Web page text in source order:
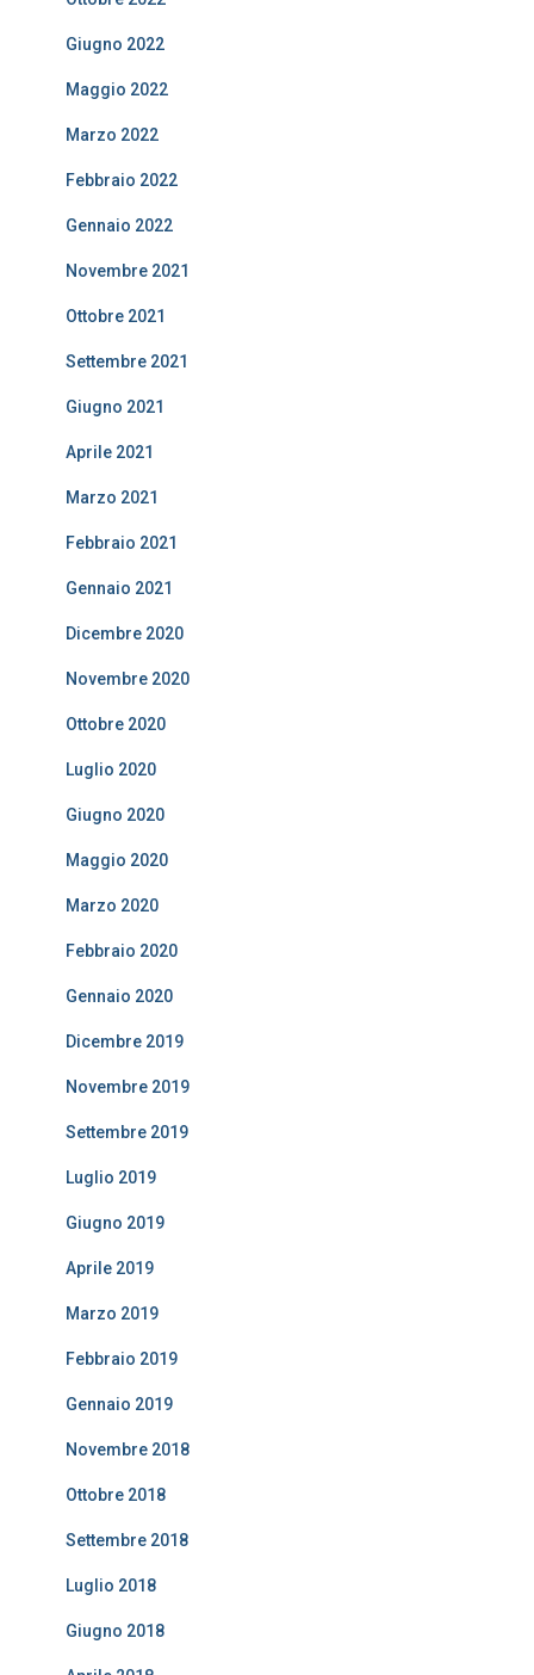
Giugno 2022
Maggio 2022
Marzo 2022
Febbraio 2022
Gennaio 2022
Novembre 2021
Ottobre 2021
Settembre 2021
Giugno 2021
Aprile 2021
Marzo 2021
Febbraio 2021
Gennaio 2021
Dicembre 2020
Novembre 2020
Ottobre 2020
Luglio 2020
Giugno 2020
Maggio 2020
Marzo 2020
Febbraio 2020
Gennaio 2020
Dicembre 2019
Novembre 2019
Settembre 2019
Luglio 2019
Giugno 2019
Aprile 2019
Marzo 2019
Febbraio 2019
Gennaio 2019
Novembre 2018
Ottobre 2018
Settembre 2018
Luglio 2018
Giugno 2018